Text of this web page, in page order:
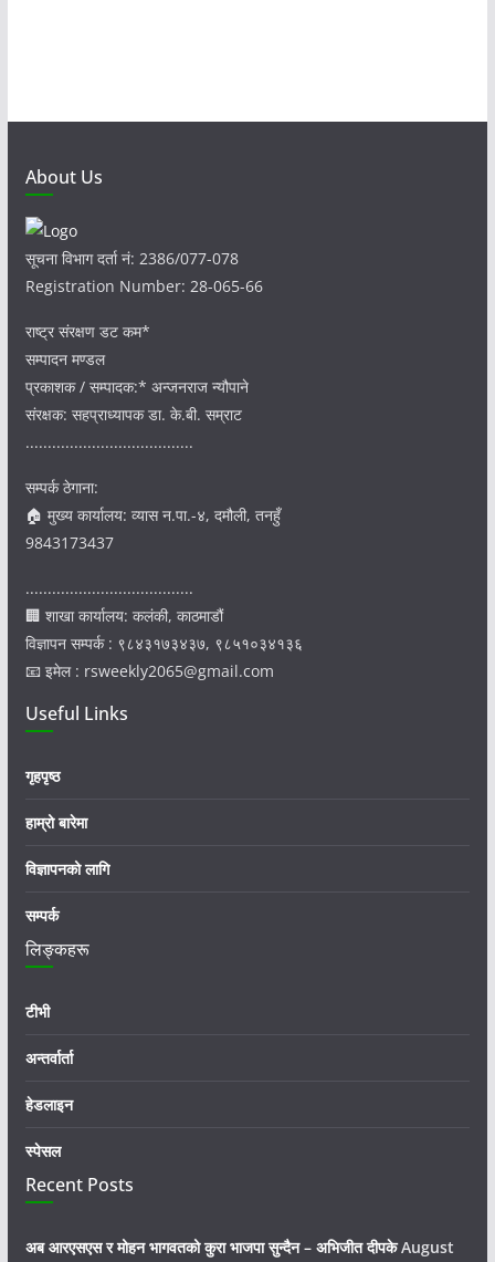
s
About Us
सूचना विभाग दर्ता नं: 2386/077-078
Registration Number: 28-065-66
राष्ट्र संरक्षण डट कम*
सम्पादन मण्डल
प्रकाशक / सम्पादक:* अन्जनराज न्यौपाने
संरक्षक: सहप्राध्यापक डा. के.बी. सम्राट
......................................
सम्पर्क ठेगाना:
🏠 मुख्य कार्यालय: व्यास न.पा.-४, दमौली, तनहुँ
9843173437
......................................
🏢 शाखा कार्यालय: कलंकी, काठमाडौं
विज्ञापन सम्पर्क : ९८४३१७३४३७, ९८५१०३४१३६
📧 इमेल : rsweekly2065@gmail.com
Useful Links
गृहपृष्ठ
हाम्रो बारेमा
विज्ञापनको लागि
सम्पर्क
लिङ्कहरू
टीभी
अन्तर्वार्ता
हेडलाइन
स्पेसल
Recent Posts
अब आरएसएस र मोहन भागवतको कुरा भाजपा सुन्दैन – अभिजीत दीपके August